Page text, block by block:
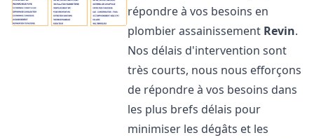
répondre à vos besoins en
plombier assainissement Revin.
Nos délais d'intervention sont
très courts, nous nous efforçons
de répondre à vos besoins dans
les plus brefs délais pour
minimiser les dégâts et les